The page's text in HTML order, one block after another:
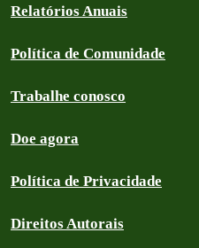
Relatórios Anuais
Política de Comunidade
Trabalhe conosco
Doe agora
Política de Privacidade
Direitos Autorais